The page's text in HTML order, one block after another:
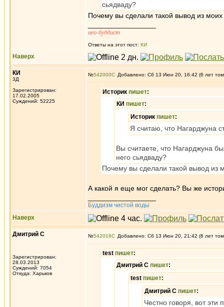
cьядваду?
Почему вы сделали такой вывод из моих
нео-буддист
Ответы на этот пост: КИ
Наверх
КИ
3Д
Зарегистрирован:
17.02.2005
Суждений: 52225
№542000 Добавлено: Сб 13 Июн 20, 16:42 (6 лет
Историк пишет:
КИ пишет:
Историк пишет:
Я считаю, что Нагарджуна
Вы считаете, что Нагарджуна
него cьядваду?
Почему вы сделали такой вывод из
А какой я еще мог сделать? Вы же
Буддизм чистой воды
Наверх
Дмитрий С
Зарегистрирован:
28.03.2013
Суждений: 7054
Откуда: Харьков
№542016 Добавлено: Сб 13 Июн 20, 21:42 (6 лет
test пишет:
Дмитрий С пишет:
test пишет:
Дмитрий С пишет:
Честно говоря, вот